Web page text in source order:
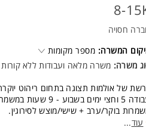
8-
חסויה
המשרה: מספר מקומות
משרה: משרה מלאה ועבודות ללא קורות
של אולמות תצוגה בתחום ריהוט
ימים בשבוע - 9 שעות במשמרת
בוקר/ערב + שישי/מוצש לסירוגין.
פרסים, שכר מעולה ואווירה סופר עוד...